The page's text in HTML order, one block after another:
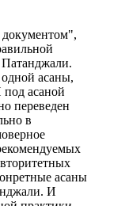
асаны,
асаной
переведен
в
асаны
И